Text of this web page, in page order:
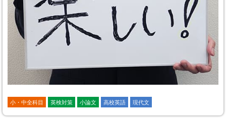
小・中全科目 英検対策 小論文 高校英語 現代文